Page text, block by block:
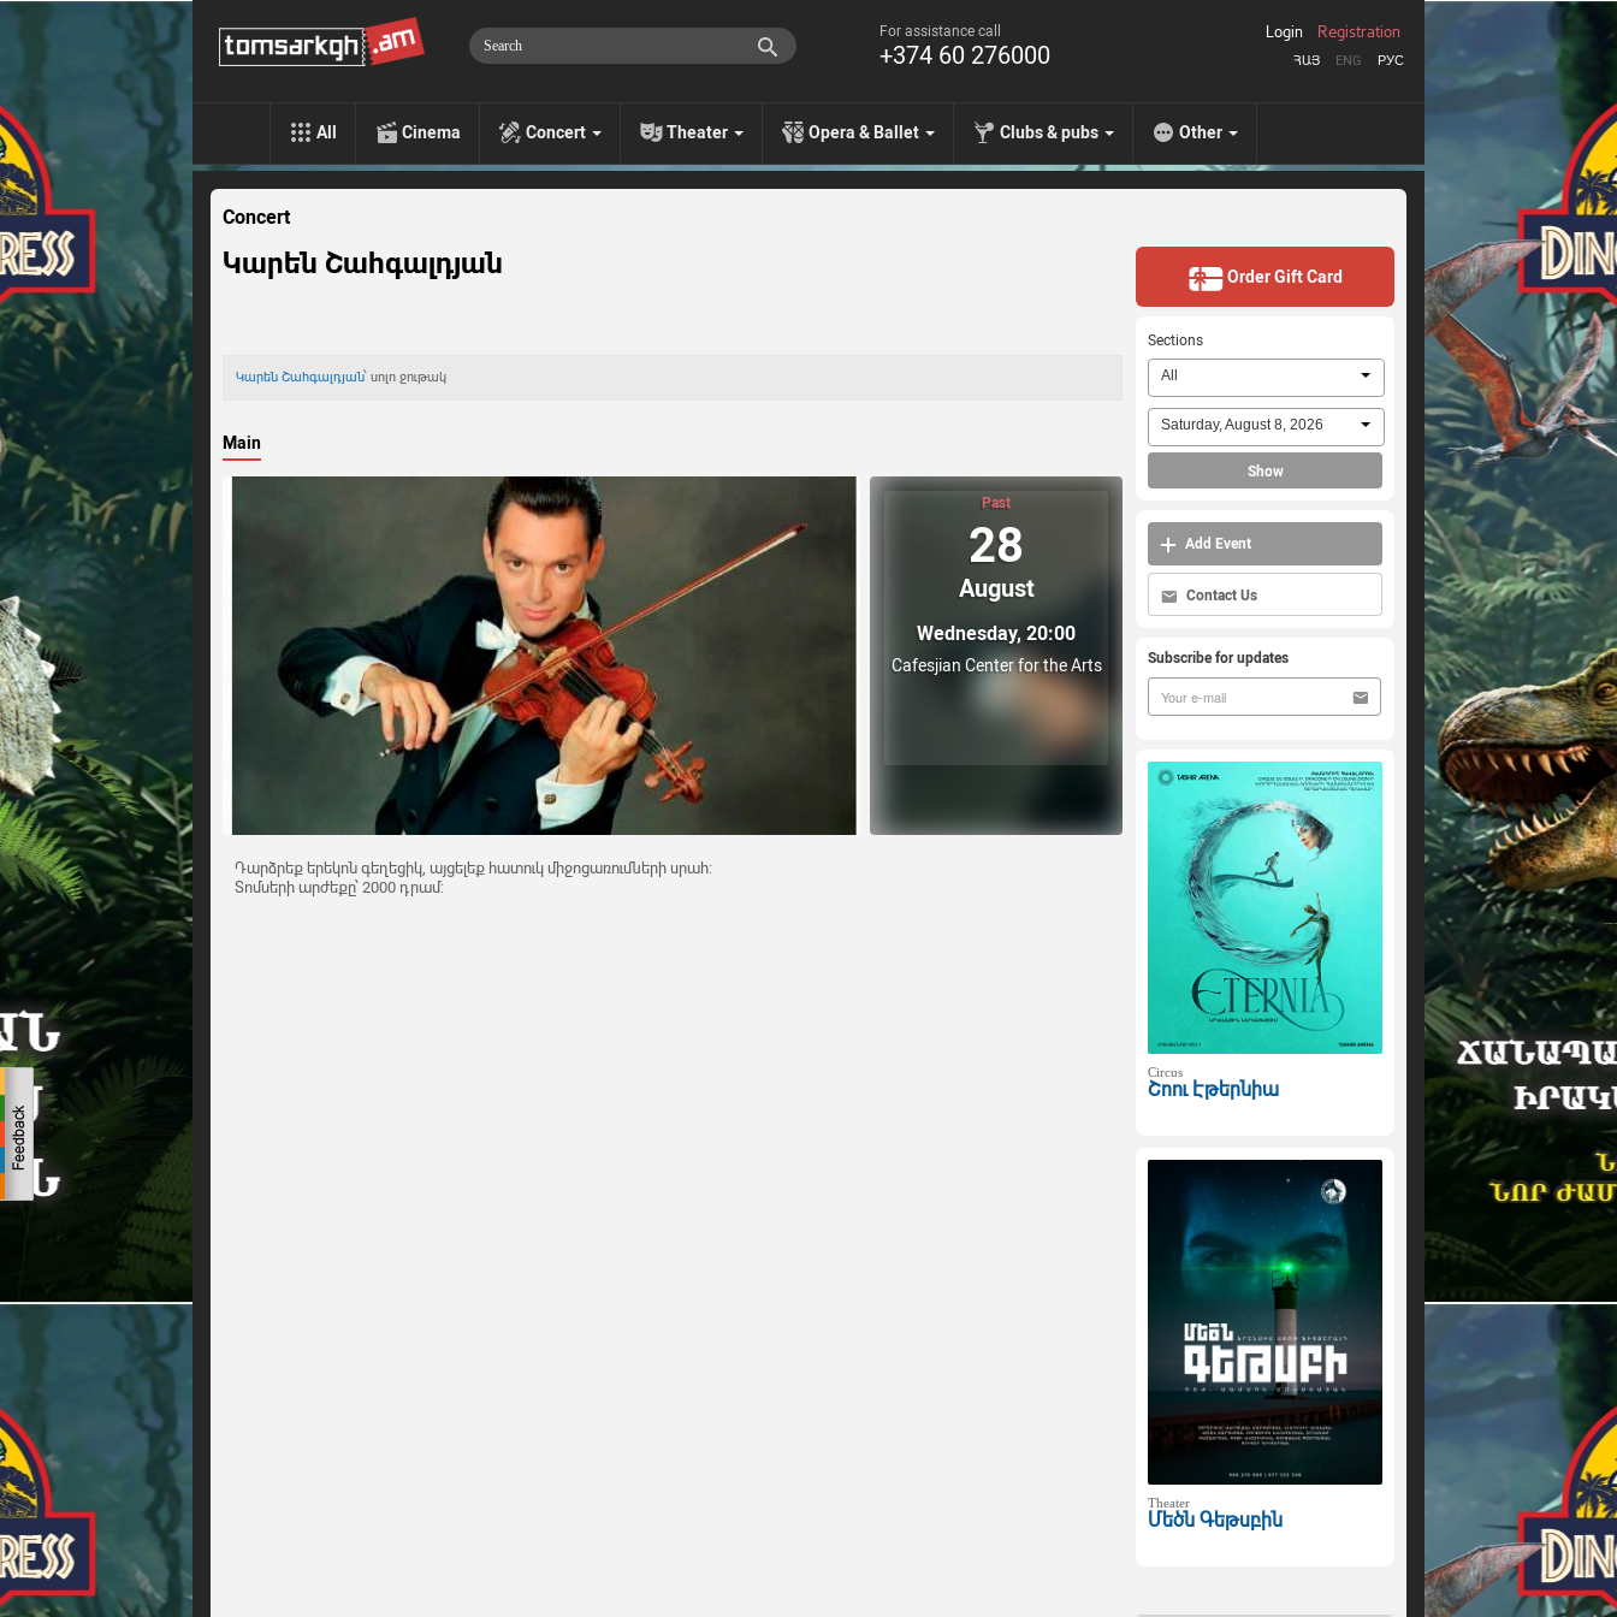
For assistance call
+374 60 276000 ՀԱՅ ENG РУС
Login Registration
All Cinema Concert Theater Opera & Ballet Clubs & pubs Other
Concert
Կարեն Շահգալդյան
Կարեն Շահգալդյան՝ սոլո ջութակ
Main
Past
28
August
Wednesday, 20:00
Cafesjian Center for the Arts
Դարձրեք երեկոն գեղեցիկ, այցելեք հատուկ միջոցառումների սրահ:
Տոմսերի արժեքը՝ 2000 դրամ:
Order Gift Card
Sections
All
Saturday, August 8, 2026
Show
Add Event
Contact Us
Subscribe for updates
Circus
Շոու Էթերնիա
Theater
Մեծն Գեթսբին